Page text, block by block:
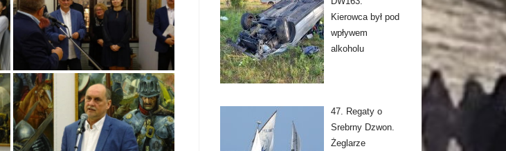
Kierowca był pod
wpływem
alkoholu
47. Regaty o
Srebrny Dzwon.
Żeglarze